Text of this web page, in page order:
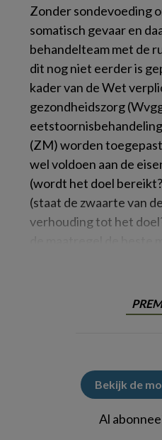
Zonder sondevoeding
somatisch gevaar en
behandelteam met de
dit nog niet eerder is
kader van de Wet
gezondheidszorg
(ZM) worden
wel voldoen aan de
(wordt het doel
(staat de zwaarte van
verhouding tot het
Bekijk de
Al